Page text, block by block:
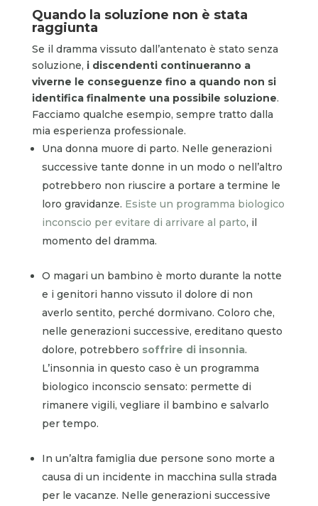
Quando la soluzione non è stata
raggiunta
Se il dramma vissuto dall’antenato è stato senza
soluzione, i discendenti continueranno a
viverne le conseguenze fino a quando non si
identifica finalmente una possibile soluzione.
Facciamo qualche esempio, sempre tratto dalla
mia esperienza professionale.
Una donna muore di parto. Nelle generazioni
successive tante donne in un modo o nell’altro
potrebbero non riuscire a portare a termine le
loro gravidanze. Esiste un programma biologico
inconscio per evitare di arrivare al parto, il
momento del dramma.
O magari un bambino è morto durante la notte
e i genitori hanno vissuto il dolore di non
averlo sentito, perché dormivano. Coloro che,
nelle generazioni successive, ereditano questo
dolore, potrebbero soffrire di insonnia.
L’insonnia in questo caso è un programma
biologico inconscio sensato: permette di
rimanere vigili, vegliare il bambino e salvarlo
per tempo.
In un’altra famiglia due persone sono morte a
causa di un incidente in macchina sulla strada
per le vacanze. Nelle generazioni successive